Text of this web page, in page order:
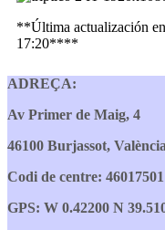
**Última actualización
17:20****
ADREÇA:
Av Primer de Maig, 4
46100 Burjassot, València
Codi de centre: 46017501
GPS: W 0.42200 N